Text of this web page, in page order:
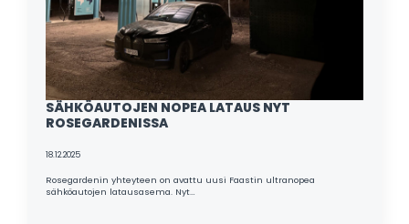
SÄHKÖAUTOJEN NOPEA LATAUS NYT
ROSEGARDENISSA
18.12.2025
Rosegardenin yhteyteen on avattu uusi Faastin ultranopea
sähköautojen latausasema. Nyt…